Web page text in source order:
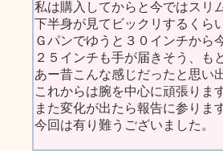
私は購入してからと今ではスリ
下半身が見てビックリするくら
Ｇパンでゆうと３０インチから
２５インチも手が届きそう、も
あー昔こんな感じだったと思い
これからは腕を中心に頑張りま
また変化が出たら報告に参りま
今回は有り難うございました。